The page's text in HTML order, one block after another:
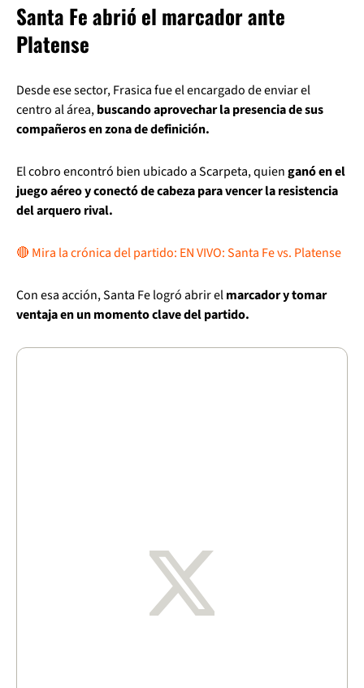
Santa Fe abrió el marcador ante
Platense
Desde ese sector, Frasica fue el encargado de enviar el
centro al área,buscando aprovechar la presencia de sus
compañeros en zona de definición.
El cobro encontró bien ubicado a Scarpeta, quienganó en el
juego aéreo y conectó de cabeza para vencer la resistencia
del arquero rival.
🔴 Mira la crónica del partido: EN VIVO: Santa Fe vs. Platense
Con esa acción, Santa Fe logró abrir elmarcador y tomar
ventaja en un momento clave del partido.